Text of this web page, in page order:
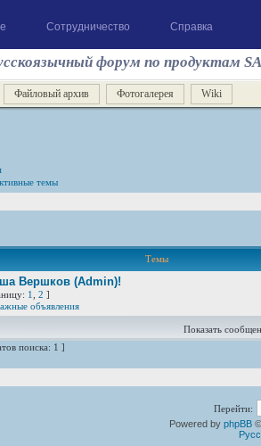
Сотрудничество Справка
форум по продуктам
Файловый архив Фотогалерея Wiki
темы
Темы
Вершков (Admin)!
1 2 ]
объявления
Показать
поиска: 1 ]
Перейти:
Powered by phpBB